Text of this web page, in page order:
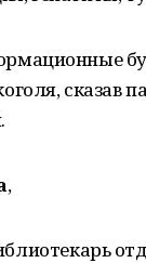
сказав
,